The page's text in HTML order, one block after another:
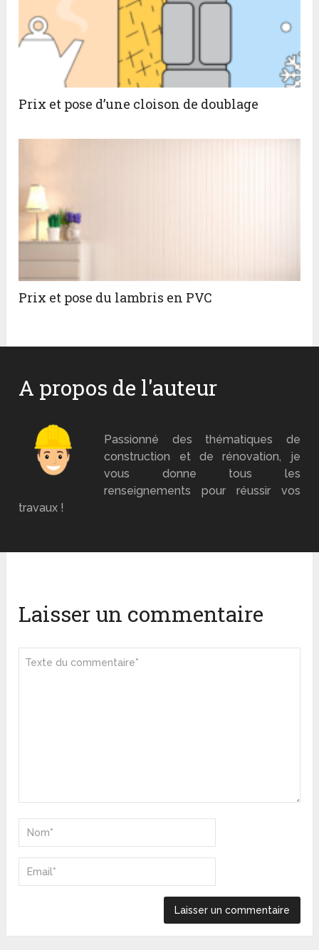
Prix et pose d’une cloison de doublage
Prix et pose du lambris en PVC
A propos de l'auteur
Passionné des thématiques de
construction et de rénovation, je
vous donne tous les
renseignements pour réussir vos
travaux !
Laisser un commentaire